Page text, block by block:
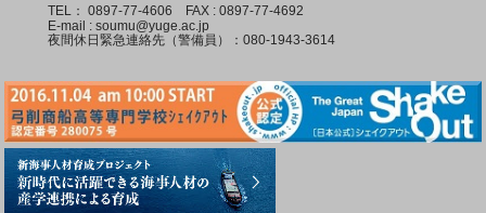
TEL： 0897-77-4606 FAX : 0897-77-4692
E-mail : soumu@yuge.ac.jp
夜間休日緊急連絡先（警備員）： 080-1943-3614